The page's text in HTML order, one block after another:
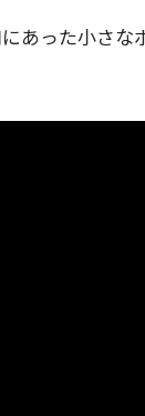
あった小さな